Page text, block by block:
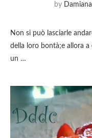
by
Non si può lasciarle
della loro bontà;e allora a
un …